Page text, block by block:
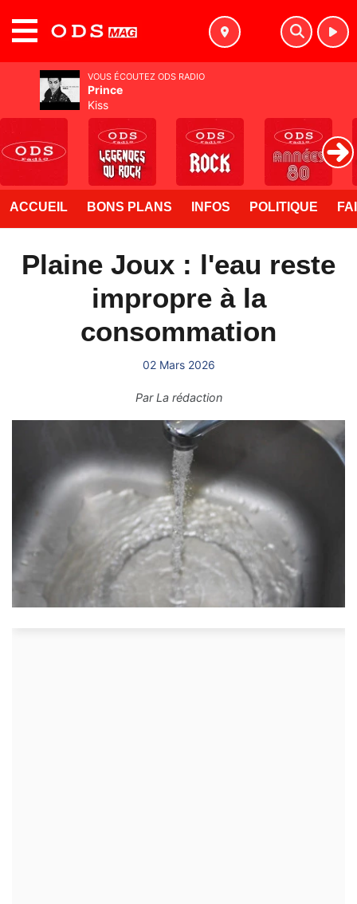
ACCUEIL BONS PLANS INFOS POLITIQUE
Plaine Joux : l'eau reste
impropre à la
consommation
02 Mars 2026
ParLa rédaction
VOUS ÉCOUTEZ ODS RADIO
Prince
Kiss